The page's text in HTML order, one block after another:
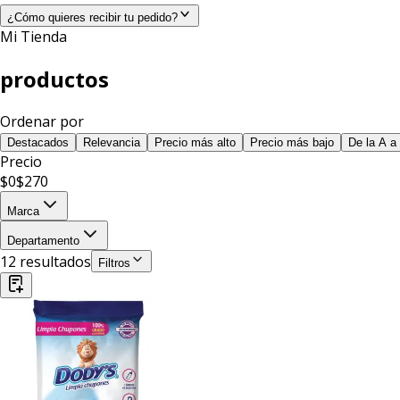
¿Cómo quieres recibir tu pedido?
Mi Tienda
productos
Ordenar por
Destacados Relevancia Precio más alto Precio más bajo De la A a
Precio
$0$270
Marca
Departamento
12 resultados Filtros